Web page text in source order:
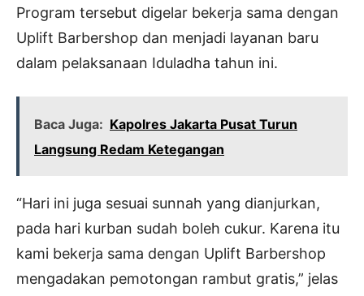
Program tersebut digelar bekerja sama dengan
Uplift Barbershop dan menjadi layanan baru
dalam pelaksanaan Iduladha tahun ini.
Baca Juga: Kapolres Jakarta Pusat Turun
Langsung Redam Ketegangan
“Hari ini juga sesuai sunnah yang dianjurkan,
pada hari kurban sudah boleh cukur. Karena itu
kami bekerja sama dengan Uplift Barbershop
mengadakan pemotongan rambut gratis,” jelas